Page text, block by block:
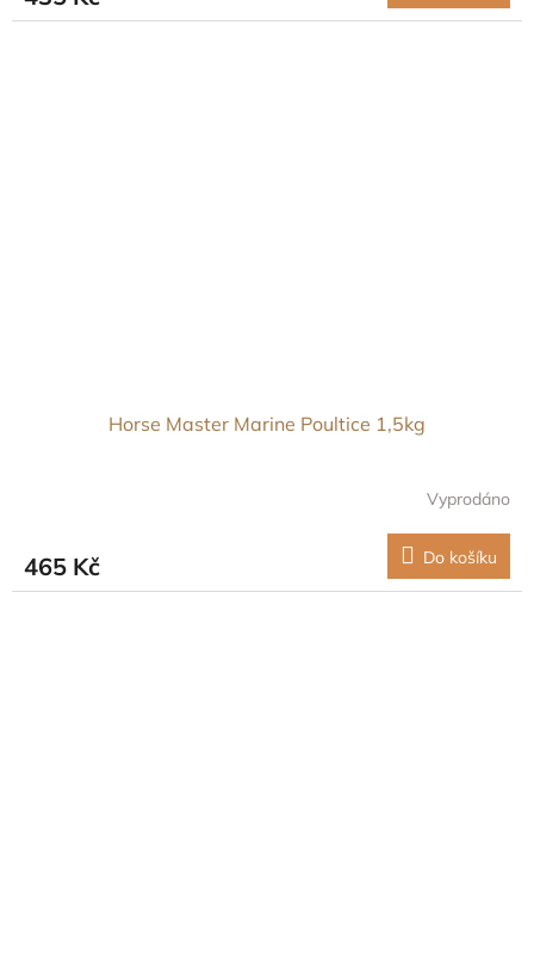
Horse Master Marine Poultice 1,5kg
Vyprodáno
465 Kč Do košíku